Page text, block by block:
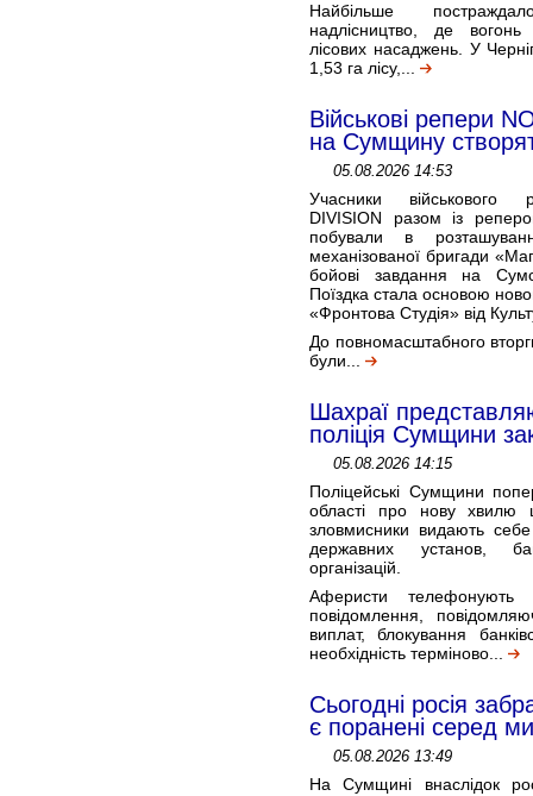
Найбільше
надлісництво, де
лісових насаджень. У
1,53 га лісу,...
Військові репери
на Сумщину
05.08.2026 14:53
Учасники військового
DIVISION разом із
побували в
механізованої бригади
бойові завдання на
Поїздка стала основою
«Фронтова Студія» від
До повномасштабного
були...
Шахраї
поліція Сумщини
05.08.2026 14:15
Поліцейські Сумщини
області про нову хвилю
зловмисники видають себе
державних установ,
організацій.
Аферисти телефонують
повідомлення,
виплат, блокування
необхідність терміново...
Сьогодні росія
є поранені серед
05.08.2026 13:49
На Сумщині внаслідок